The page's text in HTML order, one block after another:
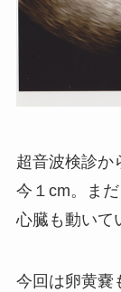
超音波検診か
今１cm。まだ
心臓も動いて
今回は卵黄嚢